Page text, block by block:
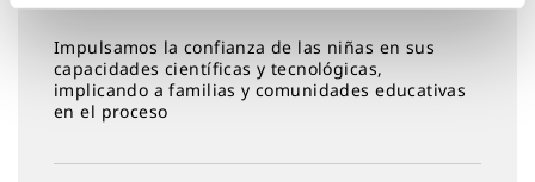
Impulsamos la confianza de las niñas en sus
capacidades científicas y tecnológicas,
implicando a familias y comunidades educativas
en el proceso